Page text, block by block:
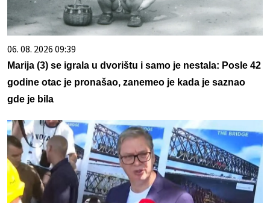
06. 08. 2026 09:39
Marija (3) se igrala u dvorištu i samo je nestala: Posle 42
godine otac je pronašao, zanemeo je kada je saznao
gde je bila